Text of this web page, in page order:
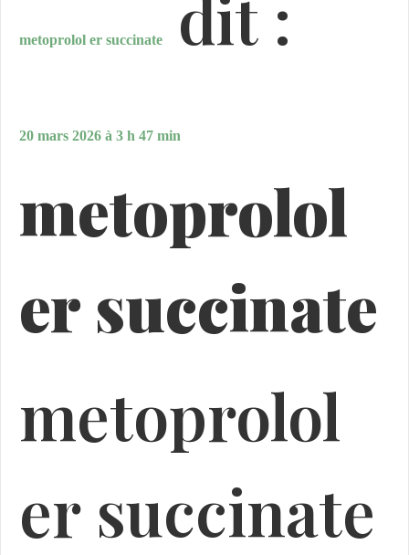
metoprolol er succinate dit :
20 mars 2026 à 3 h 47 min
metoprolol
er succinate
metoprolol
er succinate